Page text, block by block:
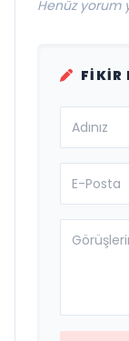
Henüz yorum
FIKIR